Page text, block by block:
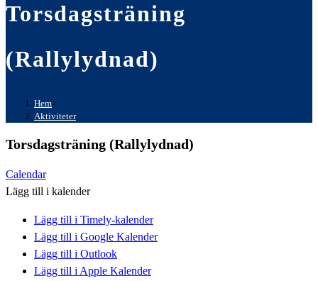
the
Torsdagsträning
(Rallylydnad)
Hem>
Aktiviteter
Torsdagsträning (Rallylydnad)
Calendar
Lägg till i kalender
Lägg till i Timely-kalender
Lägg till i Google Kalender
Lägg till i Outlook
Lägg till i Apple Kalender